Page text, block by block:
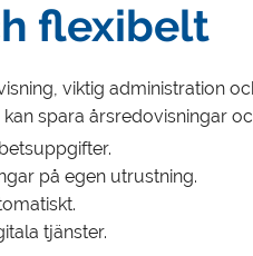
flexibelt
viktig administration
spara årsredovisningar
på egen utrustning.
tjänster.